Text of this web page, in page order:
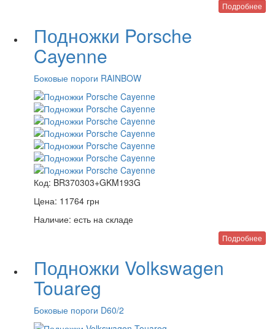
Подробнее
Подножки Porsche
Cayenne
Боковые пороги RAINBOW
Код: BR370303+GKM193G
Цена: 11764 грн
Наличие: есть на складе
Подробнее
Подножки Volkswagen
Touareg
Боковые пороги D60/2